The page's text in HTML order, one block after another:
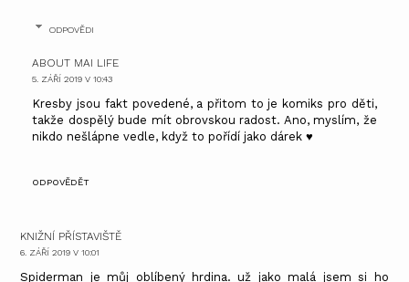
ODPOVĚDI
ABOUT MAI LIFE
5. ZÁŘÍ 2019 V 10:43
Kresby jsou fakt povedené, a přitom to je komiks pro děti,
takže dospělý bude mít obrovskou radost. Ano, myslím, že
nikdo nešlápne vedle, když to pořídí jako dárek ♥
ODPOVĚDĚT
KNIŽNÍ PŘÍSTAVIŠTĚ
6. ZÁŘÍ 2019 V 10:01
Spiderman je můj oblíbený hrdina. už jako malá jsem si ho